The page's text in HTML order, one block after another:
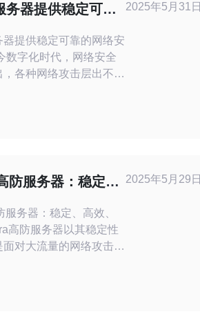
务器提供稳定可靠
器提供稳定可靠的网络安
，各种网络攻击层出不
火墙和入
2025年5月31日
防服务器：稳定、
服务器：稳定、高效、
对大流量的网络攻击还
2025年5月29日